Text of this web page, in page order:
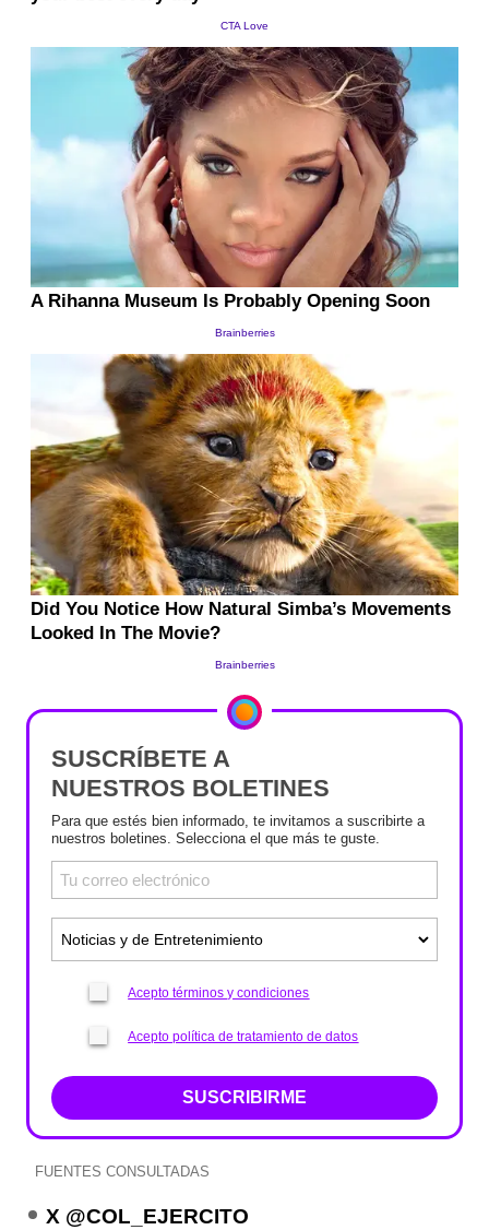
SUSCRÍBETE A
NUESTROS BOLETINES
Para que estés bien informado, te invitamos a suscribirte a
nuestros boletines. Selecciona el que más te guste.
Acepto términos y condiciones
Acepto política de tratamiento de datos
SUSCRIBIRME
FUENTES CONSULTADAS
X @COL_EJERCITO